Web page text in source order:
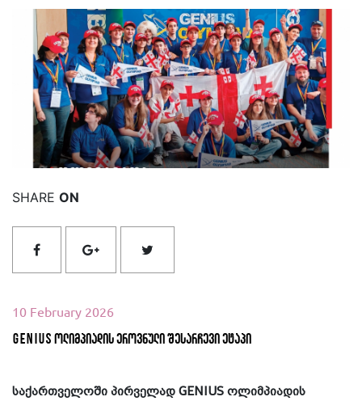
იხილეთ მეტი
SHARE ON
10 February 2026
GENIUS ოლიმპიადის ეროვნული შესარჩევი ეტაპი
საქართველოში პირველად GENIUS ოლიმპიადის